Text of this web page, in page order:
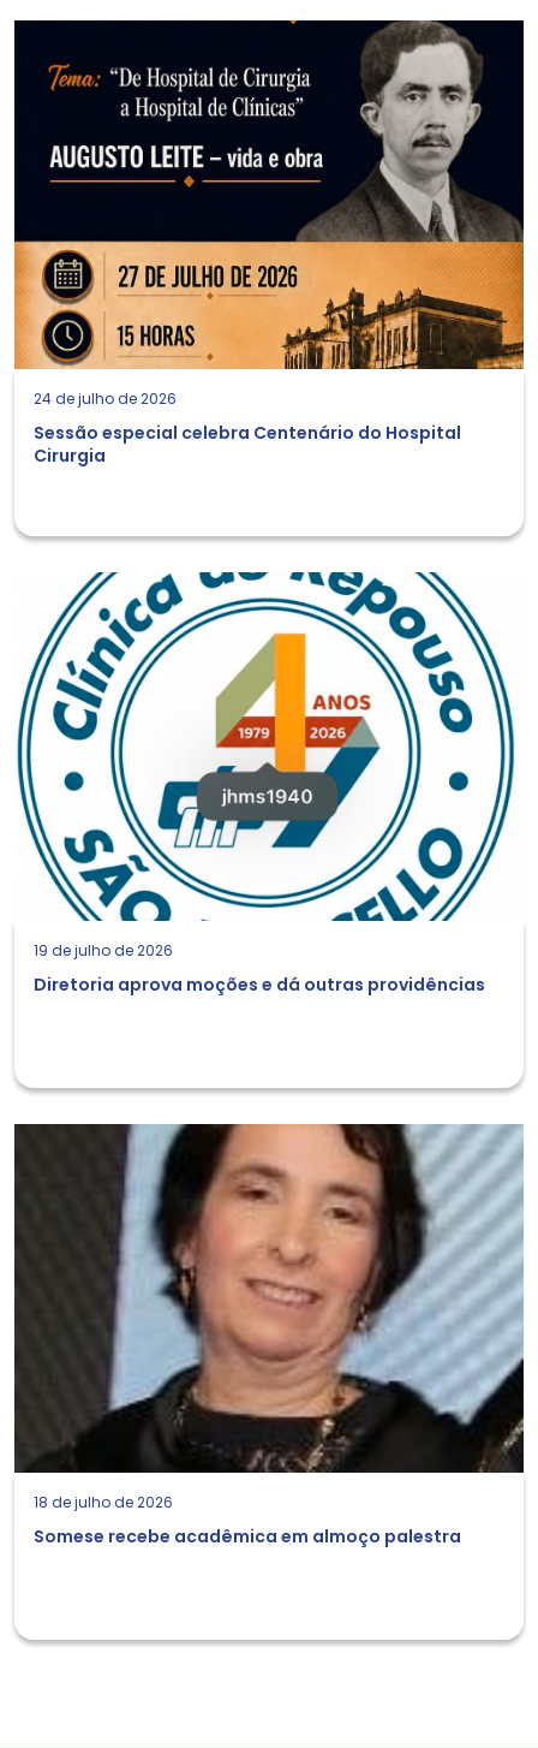
24 de julho de 2026
Sessão especial celebra Centenário do Hospital
Cirurgia
19 de julho de 2026
Diretoria aprova moções e dá outras providências
18 de julho de 2026
Somese recebe acadêmica em almoço palestra